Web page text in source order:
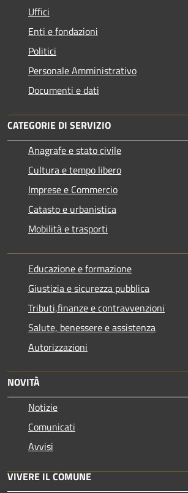
Uffici
Enti e fondazioni
Politici
Personale Amministrativo
Documenti e dati
CATEGORIE DI SERVIZIO
Anagrafe e stato civile
Cultura e tempo libero
Imprese e Commercio
Catasto e urbanistica
Mobilità e trasporti
Educazione e formazione
Giustizia e sicurezza pubblica
Tributi,finanze e contravvenzioni
Salute, benessere e assistenza
Autorizzazioni
NOVITÀ
Notizie
Comunicati
Avvisi
VIVERE IL COMUNE